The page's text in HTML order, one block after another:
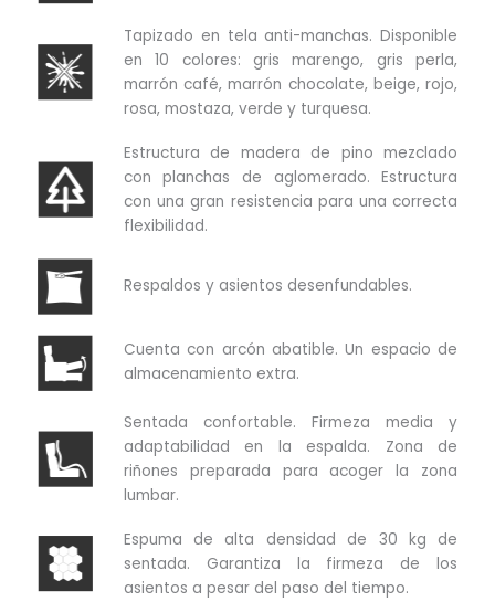
Tapizado en tela anti-manchas. Disponible
en 10 colores: gris marengo, gris perla,
marrón café, marrón chocolate, beige, rojo,
rosa, mostaza, verde y turquesa.
Estructura de madera de pino mezclado
con planchas de aglomerado. Estructura
con una gran resistencia para una correcta
flexibilidad.
Respaldos y asientos desenfundables.
Cuenta con arcón abatible. Un espacio de
almacenamiento extra.
Sentada confortable. Firmeza media y
adaptabilidad en la espalda. Zona de
riñones preparada para acoger la zona
lumbar.
Espuma de alta densidad de 30 kg de
sentada. Garantiza la firmeza de los
asientos a pesar del paso del tiempo.